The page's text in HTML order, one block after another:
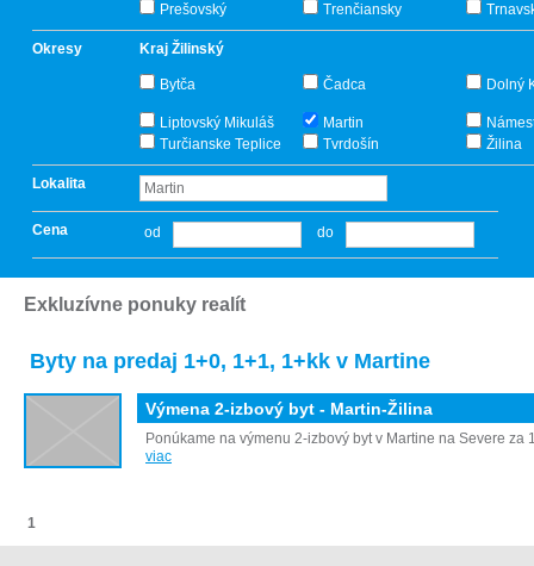
Prešovský
Trenčiansky
Okresy Kraj Žilinský
Bytča Čadca Dolný
Liptovský Mikuláš Martin
Turčianske Teplice
Tvrdošín Žilina
Lokalita
Cena od do
Exkluzívne ponuky realít
Byty na predaj 1+0, 1+1, 1+kk v Martine
Výmena 2-izbový byt - Martin-Žilina
Ponúkame na výmenu 2-izbový byt v Martine na Severe za
viac
1